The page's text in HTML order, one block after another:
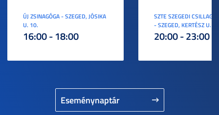
Eseménynaptár
ÚJ ZSINAGÓGA - SZEGED, JÓSIKA
U. 10.
16:00 - 18:00
SZTE SZEGEDI
- SZEGED, KERTÉSZ U. 3.
20:00 - 23:00